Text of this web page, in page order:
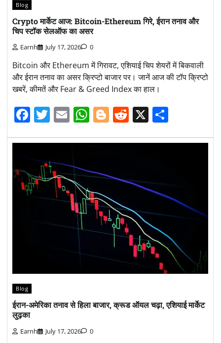
Blog
Crypto मार्केट आज: Bitcoin-Ethereum गिरे, ईरान तनाव और
चिप स्टॉक सेलऑफ का असर
Earnh July 17, 2026 0
Bitcoin और Ethereum में गिरावट, एशियाई चिप शेयरों में बिकवाली
और ईरान तनाव का असर क्रिप्टो बाजार पर। जानें आज की टॉप क्रिप्टो
खबरें, कीमतें और Fear & Greed Index का हाल।
Facebook
Twitter
EmailWhatsApp
Blogger
Reddit
X
Blog
ईरान-अमेरिका तनाव से हिला बाजार, क्रूड ऑयल चढ़ा, एशियाई मार्केट
लुढ़का
Earnh July 17, 2026 0